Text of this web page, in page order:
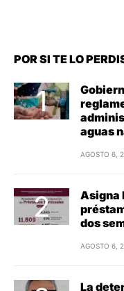
POR SI TE LO
aguas
AGOSTO 6,
Asigna
dos
AGOSTO 6,
La